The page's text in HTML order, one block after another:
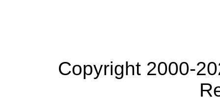
Copyright 2000-